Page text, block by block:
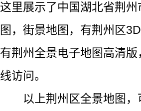
这里展示了中国湖北省荆
图，街景地图，有荆州区
有荆州全景电子地图高清
线访问。
以上荆州区全景地图